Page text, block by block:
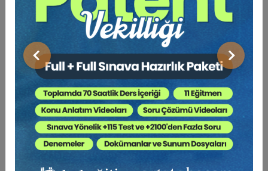
Önceki Sonraki
Anonim Şirketlerde Yönetim Kurulu - VI. Ticaret
Hukuku Kongresi - I. Oturum Video Kaydı
360 TL Sepete Ekle